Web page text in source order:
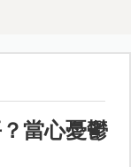
當心憂鬱